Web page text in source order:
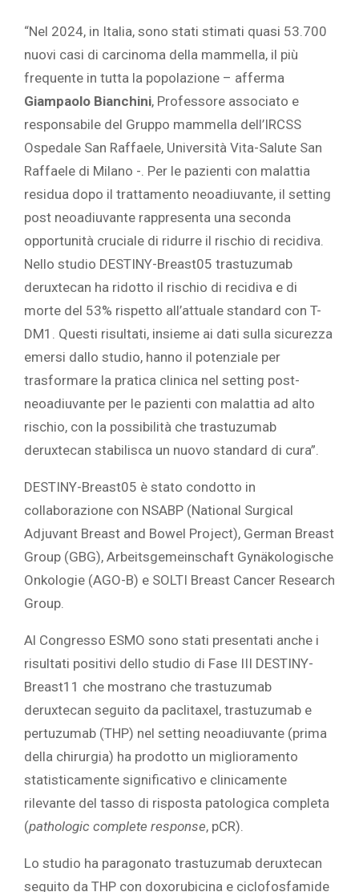
“Nel 2024, in Italia, sono stati stimati quasi 53.700
nuovi casi di carcinoma della mammella, il più
frequente in tutta la popolazione – afferma
Giampaolo Bianchini, Professore associato e
responsabile del Gruppo mammella dell’IRCSS
Ospedale San Raffaele, Università Vita-Salute San
Raffaele di Milano -. Per le pazienti con malattia
residua dopo il trattamento neoadiuvante, il setting
post neoadiuvante rappresenta una seconda
opportunità cruciale di ridurre il rischio di recidiva.
Nello studio DESTINY-Breast05 trastuzumab
deruxtecan ha ridotto il rischio di recidiva e di
morte del 53% rispetto all’attuale standard con T-
DM1. Questi risultati, insieme ai dati sulla sicurezza
emersi dallo studio, hanno il potenziale per
trasformare la pratica clinica nel setting post-
neoadiuvante per le pazienti con malattia ad alto
rischio, con la possibilità che trastuzumab
deruxtecan stabilisca un nuovo standard di cura”.
DESTINY-Breast05 è stato condotto in
collaborazione con NSABP (National Surgical
Adjuvant Breast and Bowel Project), German Breast
Group (GBG), Arbeitsgemeinschaft Gynäkologische
Onkologie (AGO-B) e SOLTI Breast Cancer Research
Group.
Al Congresso ESMO sono stati presentati anche i
risultati positivi dello studio di Fase III DESTINY-
Breast11 che mostrano che trastuzumab
deruxtecan seguito da paclitaxel, trastuzumab e
pertuzumab (THP) nel setting neoadiuvante (prima
della chirurgia) ha prodotto un miglioramento
statisticamente significativo e clinicamente
rilevante del tasso di risposta patologica completa
(pathologic complete response, pCR).
Lo studio ha paragonato trastuzumab deruxtecan
seguito da THP con doxorubicina e ciclofosfamide